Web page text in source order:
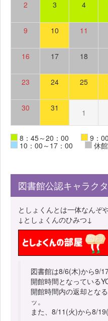
2 3 4
9 10 11
16 17 18
23 24 25
30 31 1
8：45～20：00 9：
10：00～17：00
休館
図書館公認キャラク
としょくんとは一体なんぞ
↓としょくんのひみつ↓
図書館は8/6(木)から9/
開館時間となっている
開館時間内の返却とな
ッ。
また、8/11(火)から8/